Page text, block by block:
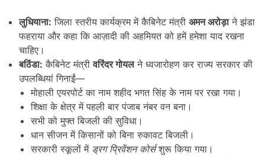
लुधियाना: जिला स्तरीय कार्यक्रम में कैबिनेट मंत्री अमन अरोड़ाने झंडा
फहराया और कहा कि आज़ादी की अहमियत को हमें हमेशा याद रखना
चाहिए।
बठिंडा: कैबिनेट मंत्रीवरिंदर गोयलने ध्वजारोहण कर राज्य सरकार की
उपलब्धियां गिनाईं—
मोहाली एयरपोर्ट का नाम शहीद भगत सिंह के नाम पर रखा गया।
शिक्षा के क्षेत्र में पहली बार पंजाब नंबर वन बना।
सभी को मुफ्त बिजली की सुविधा।
धान सीजन में किसानों को बिना रुकावट बिजली।
सरकारी स्कूलों में ड्रग प्रिवेंशन कोर्सशुरू किया गया।